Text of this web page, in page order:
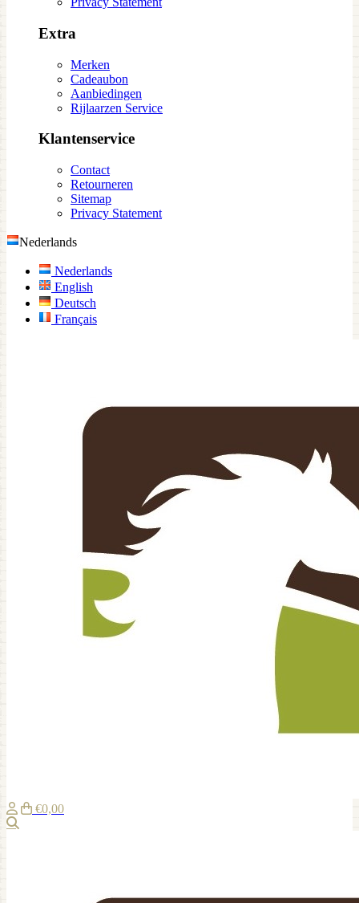
Extra
Merken
Cadeaubon
Aanbiedingen
Rijlaarzen Service
Klantenservice
Contact
Retourneren
Sitemap
Privacy Statement
Nederlands
Nederlands
English
Deutsch
Français
€0,00